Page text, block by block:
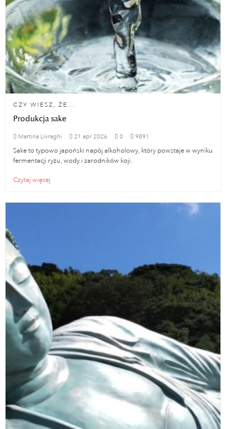
CZY WIESZ, ŻE...
Produkcja sake
Martina Livraghi 21 apr 2026 0 9891
Sake to typowo japoński napój alkoholowy, który powstaje w wyniku
fermentacji ryżu, wody i zarodników koji.
Czytaj więcej